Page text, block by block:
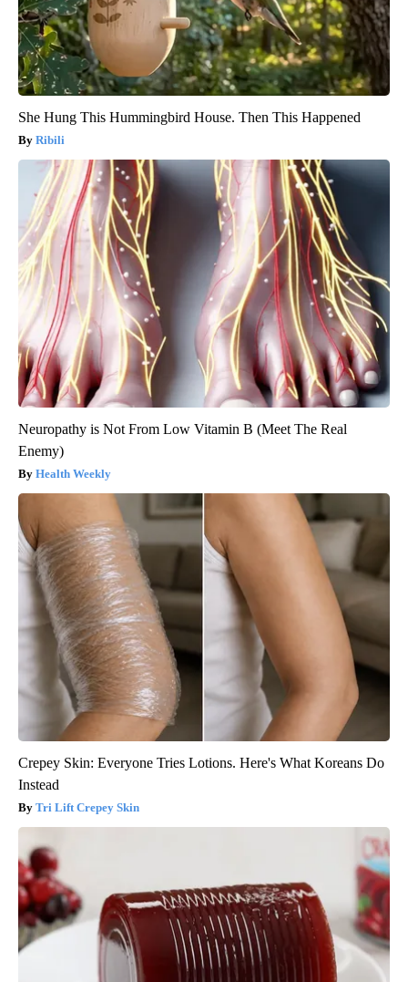
She Hung This Hummingbird House. Then This Happened
Ribili
Neuropathy is Not From Low Vitamin B (Meet The Real
Enemy)
Health Weekly
Crepey Skin: Everyone Tries Lotions. Here's What Koreans Do
Instead
Tri Lift Crepey Skin